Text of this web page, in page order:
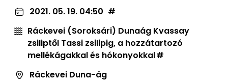
2021. 05. 19. 04:50
Ráckevei (Soroksári) Dunaág Kvassay
zsiliptől Tassi zsilipig, a hozzátartozó
mellékágakkal és hókonyokkal
Ráckevei Duna-ág